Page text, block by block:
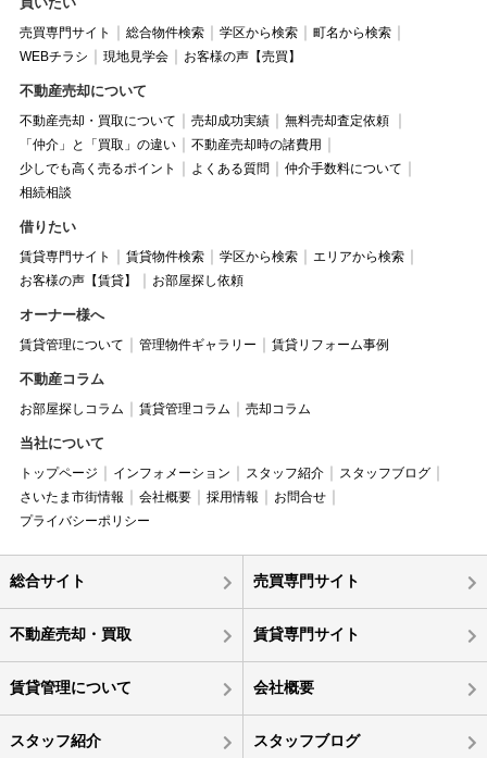
売買専門サイト 総合物件検索 学区から検索
町名から検索
WEBチラシ
現地見学会 お客様の声【売買】
不動産売却について
不動産売却・買取について 売却成功実績
無料売却査定依頼
「仲介」と「買取」の違い
不動産売却時の諸費用
少しでも高く売るポイント
よくある質問
仲介手数料について
相続相談
借りたい
賃貸専門サイト 賃貸物件検索 学区から検索
エリアから検索
お客様の声【賃貸】
お部屋探し依頼
オーナー様へ
賃貸管理について 管理物件ギャラリー 賃貸リフォーム事例
不動産コラム
お部屋探しコラム 賃貸管理コラム 売却コラム
当社について
トップページ インフォメーション スタッフ紹介
スタッフブログ
さいたま市街情報
会社概要 採用情報
お問合せ
プライバシーポリシー
総合サイト 売買専門サイト
不動産売却・買取 賃貸専門サイト
賃貸管理について 会社概要
スタッフ紹介 スタッフブログ